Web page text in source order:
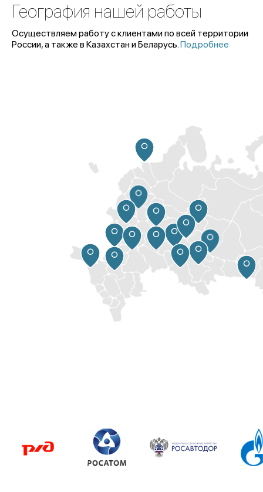
География нашей работы
Осуществляем работу с клиентами по всей территории
России, а также в Казахстан и Беларусь.Подробнее